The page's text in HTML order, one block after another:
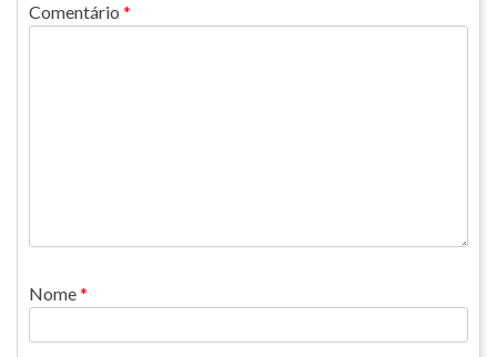
Comentário *
Nome*